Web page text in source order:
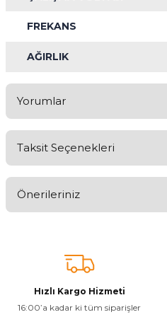
FREKANS
AĞIRLIK
Yorumlar
Taksit Seçenekleri
Önerileriniz
tarafımıza iletebilirsiniz.
Görüş ve önerileriniz için teşekkür
Ürün resmi kalitesiz, bozuk veya
Hızlı Kargo Hizmeti
16:00’a kadar ki tüm siparişler